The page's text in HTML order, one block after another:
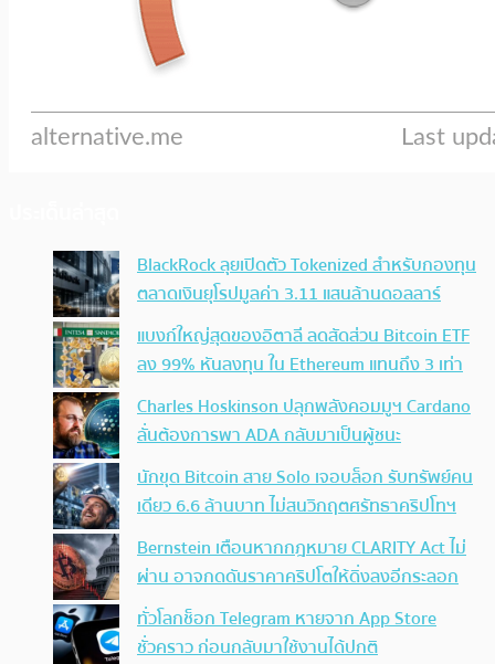
BlackRock ลุยเปิดตัว Tokenized สำหรับกองทุน
ตลาดเงินยุโรปมูลค่า 3.11 แสนล้านดอลลาร์
แบงก์ใหญ่สุดของอิตาลี ลดสัดส่วน Bitcoin ETF
ลง 99% หันลงทุน ใน Ethereum แทนถึง 3 เท่า
Charles Hoskinson ปลุกพลังคอมมูฯ Cardano
ลั่นต้องการพา ADA กลับมาเป็นผู้ชนะ
นักขุด Bitcoin สาย Solo เจอบล็อก รับทรัพย์คน
เดียว 6.6 ล้านบาท ไม่สนวิกฤตศรัทธาคริปโทฯ
Bernstein เตือนหากกฎหมาย CLARITY Act ไม่
ผ่าน อาจกดดันราคาคริปโตให้ดิ่งลงอีกระลอก
ทั่วโลกช็อก Telegram หายจาก App Store
ชั่วคราว ก่อนกลับมาใช้งานได้ปกติ